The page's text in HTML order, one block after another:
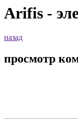
Arifis -
назад
просмотр